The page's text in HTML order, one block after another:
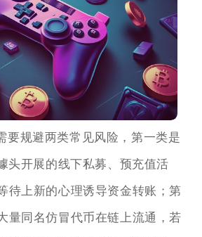
要规避两类常见风险，第一类是
头开展的线下私募、预充值活
待上新的心理诱导资金转账；第
量同名仿冒代币在链上流通，若